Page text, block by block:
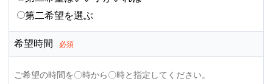
第二希望を選ぶ
希望時間 必須
ご希望の時間を〇時から〇時と指定してください。